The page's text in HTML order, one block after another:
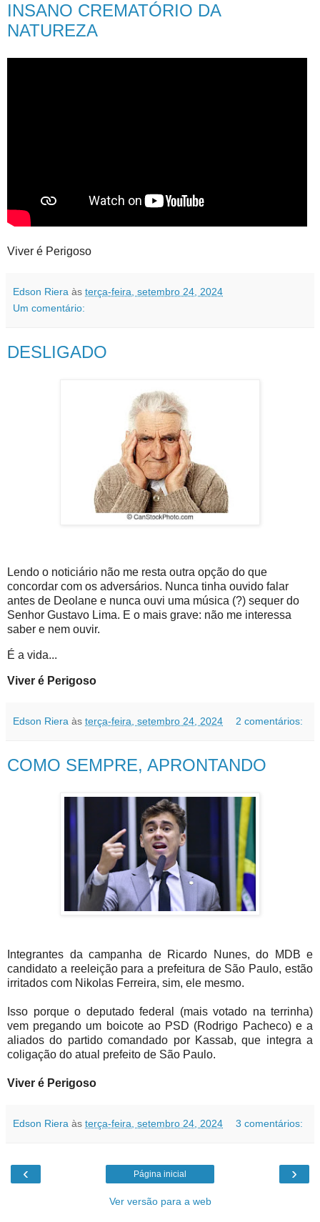
INSANO CREMATÓRIO DA
NATUREZA
Viver é Perigoso
Edson Riera às terça-feira, setembro 24, 2024
Um comentário:
DESLIGADO
Lendo o noticiário não me resta outra opção do que
concordar com os adversários. Nunca tinha ouvido falar
antes de Deolane e nunca ouvi uma música (?) sequer do
Senhor Gustavo Lima. E o mais grave: não me interessa
saber e nem ouvir.
É a vida...
Viver é Perigoso
Edson Riera às terça-feira, setembro 24, 2024 2 comentários:
COMO SEMPRE, APRONTANDO
Integrantes da campanha de Ricardo Nunes, do MDB e
candidato a reeleição para a prefeitura de São Paulo, estão
irritados com Nikolas Ferreira, sim, ele mesmo.
Isso porque o deputado federal (mais votado na terrinha)
vem pregando um boicote ao PSD (Rodrigo Pacheco) e a
aliados do partido comandado por Kassab, que integra a
coligação do atual prefeito de São Paulo.
Viver é Perigoso
Edson Riera às terça-feira, setembro 24, 2024 3 comentários:
‹ ›
Página inicial
Ver versão para a web